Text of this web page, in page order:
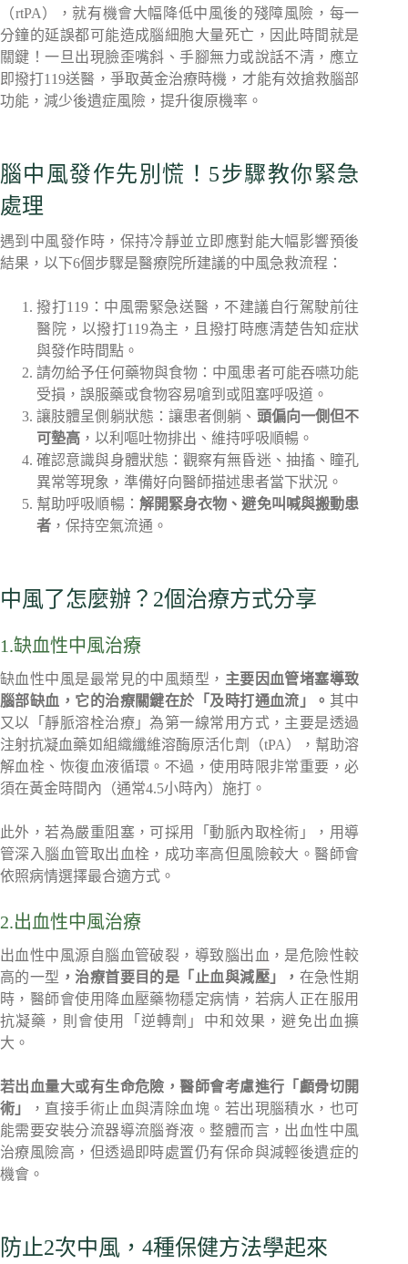
（rtPA），就有機會大幅降低中風後的殘障風險，每一
分鐘的延誤都可能造成腦細胞大量死亡，因此時間就是
關鍵！一旦出現臉歪嘴斜、手腳無力或說話不清，應立
即撥打119送醫，爭取黃金治療時機，才能有效搶救腦部
功能，減少後遺症風險，提升復原機率。
腦中風發作先別慌！5步驟教你緊急
處理
遇到中風發作時，保持冷靜並立即應對能大幅影響預後
結果，以下6個步驟是醫療院所建議的中風急救流程：
撥打119：中風需緊急送醫，不建議自行駕駛前往
醫院，以撥打119為主，且撥打時應清楚告知症狀
與發作時間點。
請勿給予任何藥物與食物：中風患者可能吞嚥功能
受損，誤服藥或食物容易嗆到或阻塞呼吸道。
讓肢體呈側躺狀態：讓患者側躺、 頭偏向一側但不
可墊高 ，以利嘔吐物排出、維持呼吸順暢。
確認意識與身體狀態：觀察有無昏迷、抽搐、瞳孔
異常等現象，準備好向醫師描述患者當下狀況。
幫助呼吸順暢： 解開緊身衣物、避免叫喊與搬動患
者 ，保持空氣流通。
中風了怎麼辦？2個治療方式分享
1.缺血性中風治療
缺血性中風是最常見的中風類型， 主要因血管堵塞導致
腦部缺血，它的治療關鍵在於「及時打通血流」。 其中
又以「靜脈溶栓治療」為第一線常用方式，主要是透過
注射抗凝血藥如組織纖維溶酶原活化劑（tPA），幫助溶
解血栓、恢復血液循環。不過，使用時限非常重要，必
須在黃金時間內（通常4.5小時內）施打。
此外，若為嚴重阻塞，可採用「動脈內取栓術」，用導
管深入腦血管取出血栓，成功率高但風險較大。醫師會
依照病情選擇最合適方式。
2.出血性中風治療
出血性中風源自腦血管破裂，導致腦出血，是危險性較
高的一型 ，治療首要目的是「止血與減壓」， 在急性期
時，醫師會使用降血壓藥物穩定病情，若病人正在服用
抗凝藥，則會使用「逆轉劑」中和效果，避免出血擴
大。
若出血量大或有生命危險，醫師會考慮進行「顱骨切開
術」
，直接手術止血與清除血塊。若出現腦積水，也可
能需要安裝分流器導流腦脊液。整體而言，出血性中風
治療風險高，但透過即時處置仍有保命與減輕後遺症的
機會。
防止2次中風，4種保健方法學起來